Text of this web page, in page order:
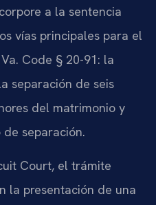
a la sentencia
vías principales para el
Code § 20-91: la
separación de seis
del matrimonio y
separación.
Court, el trámite
la presentación de una